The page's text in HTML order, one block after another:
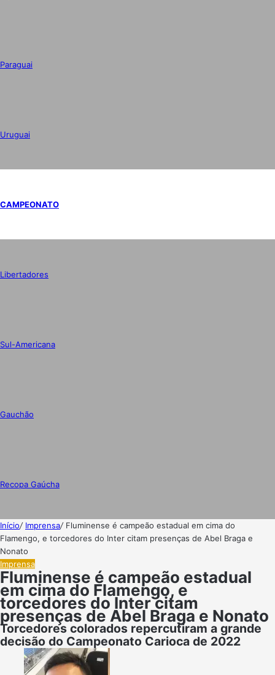
Paraguai
Uruguai
CAMPEONATO
Libertadores
Sul-Americana
Gauchão
Recopa Gaúcha
Início/ Imprensa/ Fluminense é campeão estadual em cima do
Flamengo, e torcedores do Inter citam presenças de Abel Braga e
Nonato
Imprensa
Fluminense é campeão estadual
em cima do Flamengo, e
torcedores do Inter citam
presenças de Abel Braga e Nonato
Torcedores colorados repercutiram a grande
decisão do Campeonato Carioca de 2022